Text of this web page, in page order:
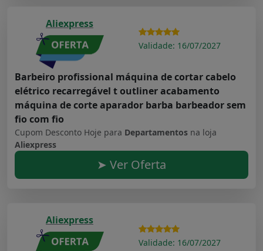
Aliexpress
Validade: 16/07/2027
Barbeiro profissional máquina de cortar cabelo
elétrico recarregável t outliner acabamento
máquina de corte aparador barba barbeador sem
fio com fio
Cupom Desconto Hoje para Departamentos na loja
Aliexpress
➤ Ver Oferta
Aliexpress
Validade: 16/07/2027